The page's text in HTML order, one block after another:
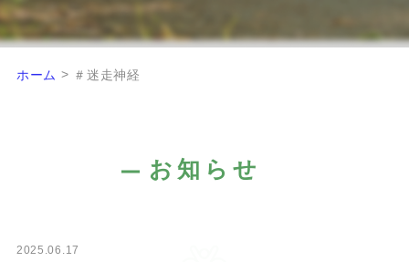
ホーム > ＃迷走神経
お知らせ
2025.06.17